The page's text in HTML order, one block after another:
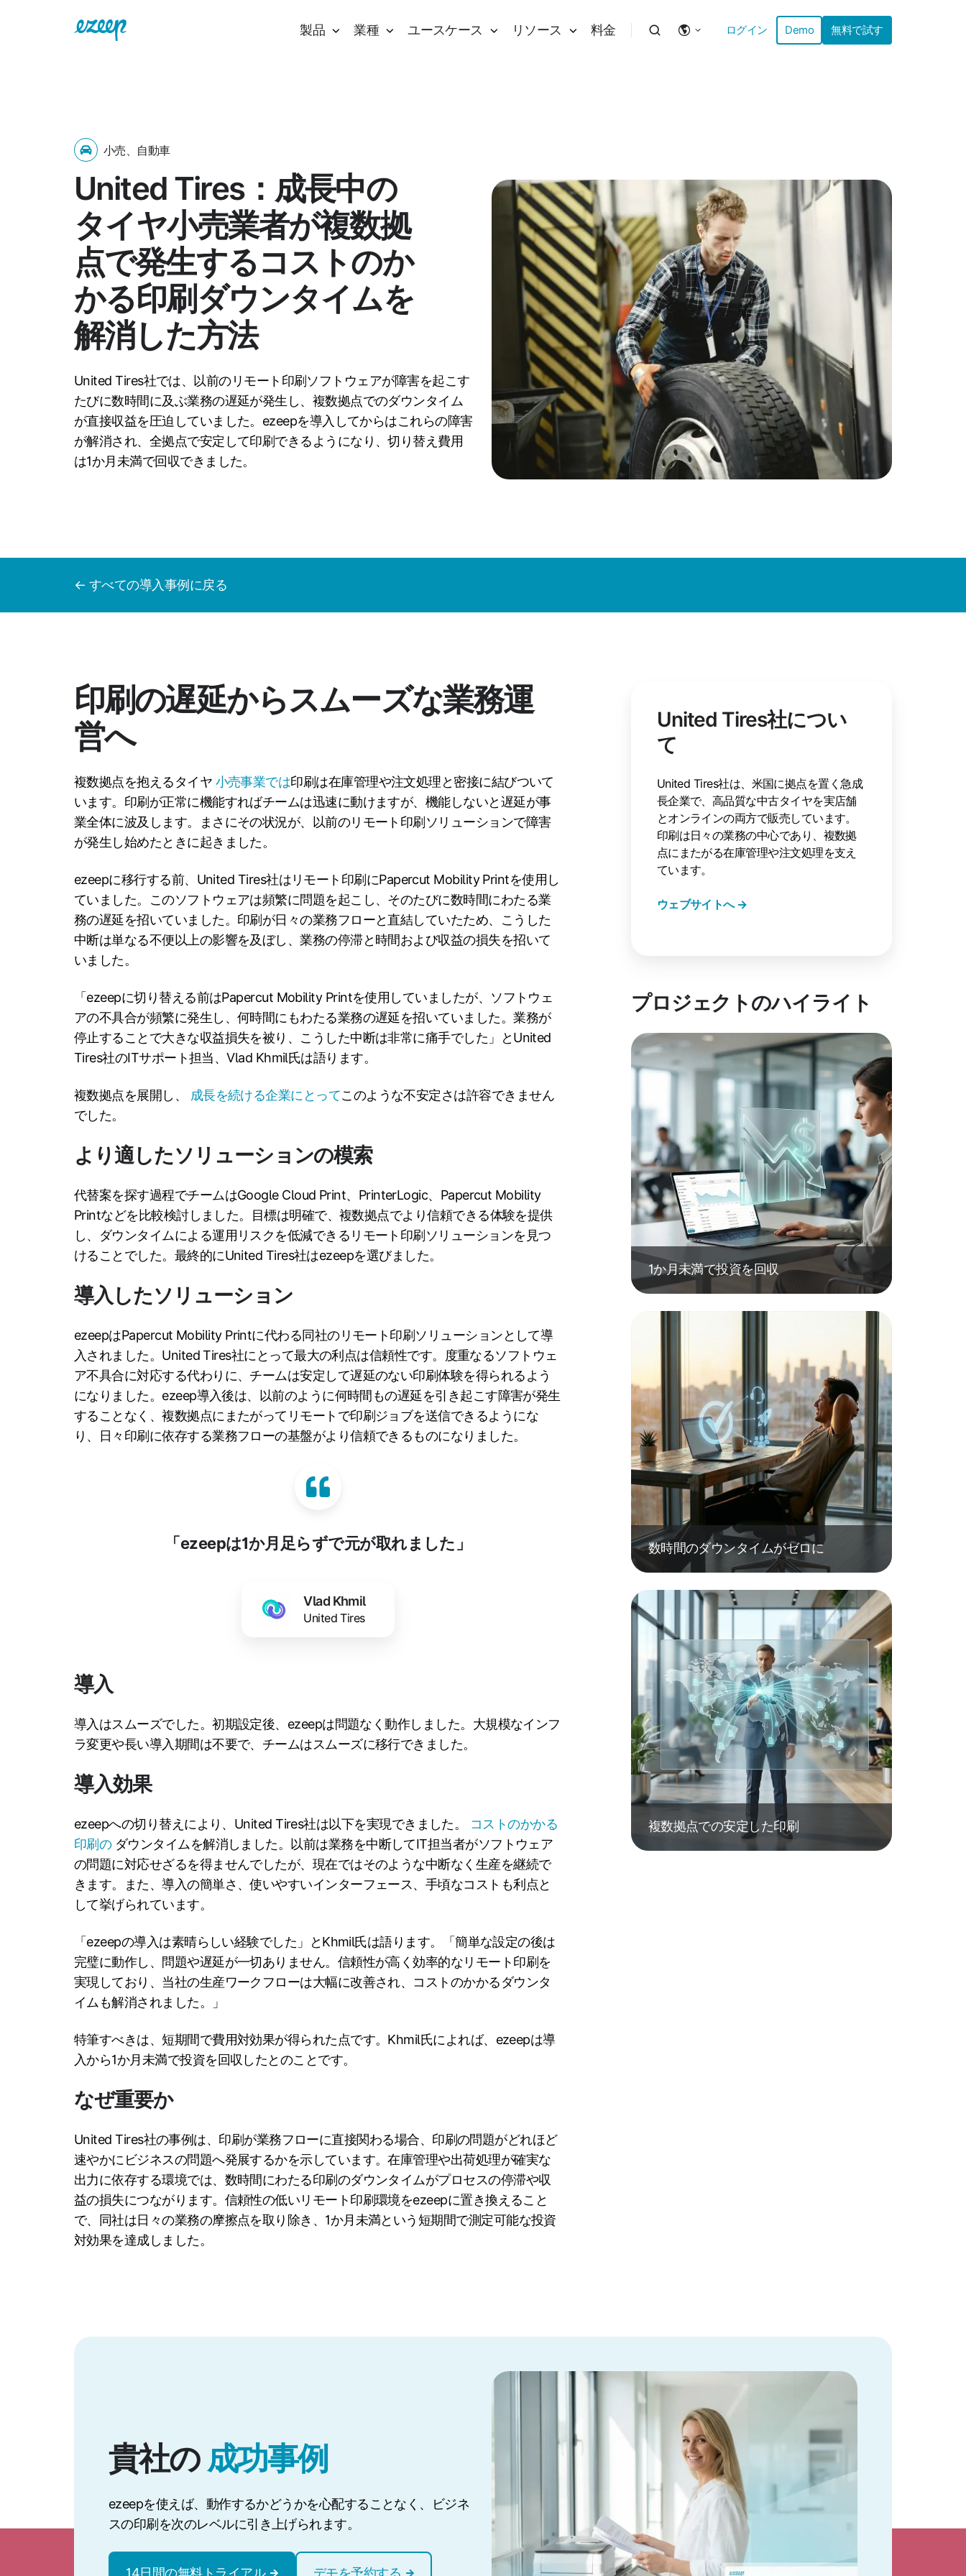
製品 業種 ユースケース リソース 料金 ログイン Demo 無料で試す
小売、自動車
United Tires：成長中の
タイヤ小売業者が複数拠
点で発生するコストのか
かる印刷ダウンタイムを
解消した方法
United Tires社では、以前のリモート印刷ソフトウェアが障害を起こす
たびに数時間に及ぶ業務の遅延が発生し、複数拠点でのダウンタイム
が直接収益を圧迫していました。ezeepを導入してからはこれらの障害
が解消され、全拠点で安定して印刷できるようになり、切り替え費用
は1か月未満で回収できました。
← すべての導入事例に戻る
印刷の遅延からスムーズな業務運
営へ
複数拠点を抱えるタイヤ 小売事業では印刷は在庫管理や注文処理と密接に結びついて
います。印刷が正常に機能すればチームは迅速に動けますが、機能しないと遅延が事
業全体に波及します。まさにその状況が、以前のリモート印刷ソリューションで障害
が発生し始めたときに起きました。
ezeepに移行する前、United Tires社はリモート印刷にPapercut Mobility Printを使用し
ていました。このソフトウェアは頻繁に問題を起こし、そのたびに数時間にわたる業
務の遅延を招いていました。印刷が日々の業務フローと直結していたため、こうした
中断は単なる不便以上の影響を及ぼし、業務の停滞と時間および収益の損失を招いて
いました。
「ezeepに切り替える前はPapercut Mobility Printを使用していましたが、ソフトウェ
アの不具合が頻繁に発生し、何時間にもわたる業務の遅延を招いていました。業務が
停止することで大きな収益損失を被り、こうした中断は非常に痛手でした」とUnited
Tires社のITサポート担当、Vlad Khmil氏は語ります。
複数拠点を展開し、 成長を続ける企業にとってこのような不安定さは許容できません
でした。
より適したソリューションの模索
代替案を探す過程でチームはGoogle Cloud Print、PrinterLogic、Papercut Mobility
Printなどを比較検討しました。目標は明確で、複数拠点でより信頼できる体験を提供
し、ダウンタイムによる運用リスクを低減できるリモート印刷ソリューションを見つ
けることでした。最終的にUnited Tires社はezeepを選びました。
導入したソリューション
ezeepはPapercut Mobility Printに代わる同社のリモート印刷ソリューションとして導
入されました。United Tires社にとって最大の利点は信頼性です。度重なるソフトウェ
ア不具合に対応する代わりに、チームは安定して遅延のない印刷体験を得られるよう
になりました。ezeep導入後は、以前のように何時間もの遅延を引き起こす障害が発生
することなく、複数拠点にまたがってリモートで印刷ジョブを送信できるようにな
り、日々印刷に依存する業務フローの基盤がより信頼できるものになりました。
「ezeepは1か月足らずで元が取れました」
Vlad Khmil
United Tires
導入
導入はスムーズでした。初期設定後、ezeepは問題なく動作しました。大規模なインフ
ラ変更や長い導入期間は不要で、チームはスムーズに移行できました。
導入効果
ezeepへの切り替えにより、United Tires社は以下を実現できました。
コストのかかる
印刷のダウンタイムを解消しました。以前は業務を中断してIT担当者がソフトウェア
の問題に対応せざるを得ませんでしたが、現在ではそのような中断なく生産を継続で
きます。また、導入の簡単さ、使いやすいインターフェース、手頃なコストも利点と
して挙げられています。
「ezeepの導入は素晴らしい経験でした」とKhmil氏は語ります。「簡単な設定の後は
完璧に動作し、問題や遅延が一切ありません。信頼性が高く効率的なリモート印刷を
実現しており、当社の生産ワークフローは大幅に改善され、コストのかかるダウンタ
イムも解消されました。」
特筆すべきは、短期間で費用対効果が得られた点です。Khmil氏によれば、ezeepは導
入から1か月未満で投資を回収したとのことです。
なぜ重要か
United Tires社の事例は、印刷が業務フローに直接関わる場合、印刷の問題がどれほど
速やかにビジネスの問題へ発展するかを示しています。在庫管理や出荷処理が確実な
出力に依存する環境では、数時間にわたる印刷のダウンタイムがプロセスの停滞や収
益の損失につながります。信頼性の低いリモート印刷環境をezeepに置き換えること
で、同社は日々の業務の摩擦点を取り除き、1か月未満という短期間で測定可能な投資
対効果を達成しました。
United Tires社につい
て
United Tires社は、米国に拠点を置く急成
長企業で、高品質な中古タイヤを実店舗
とオンラインの両方で販売しています。
印刷は日々の業務の中心であり、複数拠
点にまたがる在庫管理や注文処理を支え
ています。
ウェブサイトへ →
プロジェクトのハイライト
1か月未満で投資を回収
数時間のダウンタイムがゼロに
複数拠点での安定した印刷
貴社の 成功事例
ezeepを使えば、動作するかどうかを心配することなく、ビジネ
スの印刷を次のレベルに引き上げられます。
14日間の無料トライアル デモを予約する